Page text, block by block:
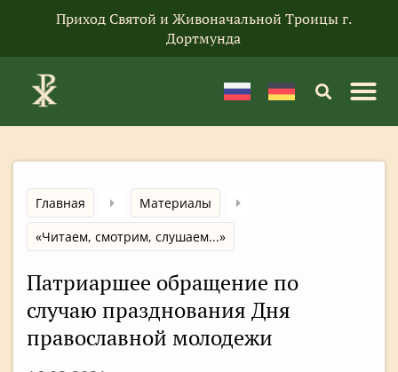
Приход Святой и Живоначальной Троицы г.
Дортмунда
Главная
Материалы
«Читаем, смотрим, слушаем...»
Патриаршее обращение по
случаю празднования Дня
православной молодежи